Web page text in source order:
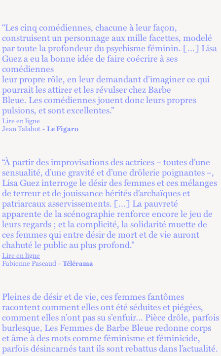
“Les cinq comédiennes, chacune à leur façon,
construisent un personnage aux mille facettes, modelé
par toute la profondeur du psychisme féminin. […] Lisa
Guez a eu la bonne idée de faire coécrire à ses
comédiennes
leur propre rôle, en leur demandant d’imaginer ce qui
pourrait les attirer et les révulser chez Barbe
Bleue. Les comédiennes jouent donc leurs propres
pulsions, et sont excellentes.”
Lire en ligne
Jean Talabot Le Figaro
“À partir des improvisations des actrices – toutes d’une
sensualité, d’une gravité et d’une drôlerie poignantes –,
Lisa Guez interroge le désir des femmes et ces mélanges
de terreur et de jouissance hérités d’archaïques et
patriarcaux asservissements. […] La pauvreté
apparente de la scénographie renforce encore le jeu de
leurs regards ; et la complicité, la solidarité muette de
ces femmes qui entre désir de mort et de vie auront
chahuté le public au plus profond.”
Lire en ligne
Fabienne Pascaud Télérama
Pleines de désir et de vie, ces femmes fantômes
racontent comment elles ont été séduites et piégées,
comment elles n’ont pas su s’enfuir… Pièce drôle, parfois
burlesque, Les Femmes de Barbe Bleue redonne corps
et âme à des mots comme féminisme et féminicide,
parfois désincarnés tant ils sont rebattus dans l’actualité.